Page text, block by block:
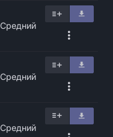
Средний
Средний
Средний